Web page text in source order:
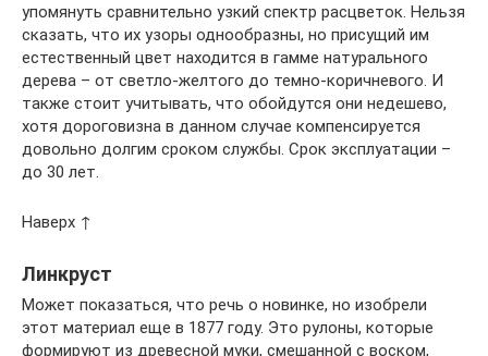
упомянуть сравнительно узкий спектр расцветок. Нельзя
сказать, что их узоры однообразны, но присущий им
естественный цвет находится в гамме натурального
дерева – от светло-желтого до темно-коричневого. И
также стоит учитывать, что обойдутся они недешево,
хотя дороговизна в данном случае компенсируется
довольно долгим сроком службы. Срок эксплуатации –
до 30 лет.
Наверх ↑
Линкруст
Может показаться, что речь о новинке, но изобрели
этот материал еще в 1877 году. Это рулоны, которые
формируют из древесной муки, смешанной с воском,